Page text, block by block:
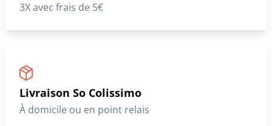
3X avec frais de 5€
Livraison So Colissimo
À domicile ou en point relais